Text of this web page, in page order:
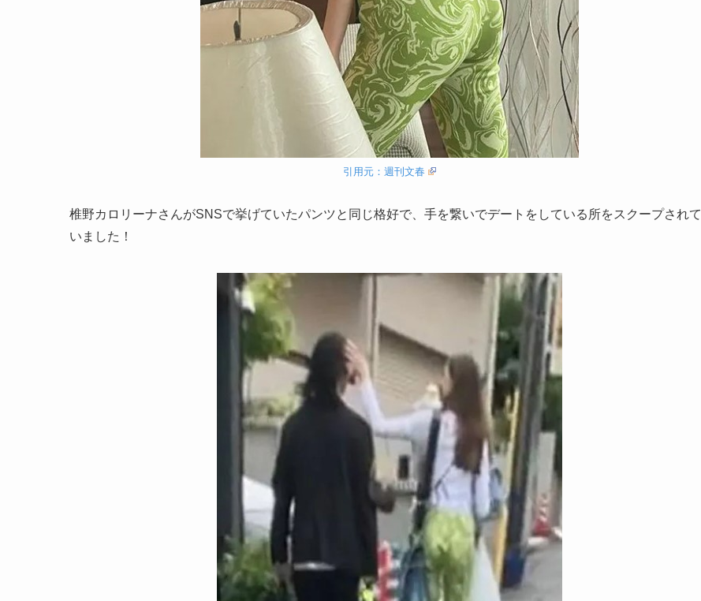
引用元：週刊文春
椎野カロリーナさんがSNSで挙げていたパンツと同じ格好で、手を繋いでデートをしている所をスクープされて
いました！